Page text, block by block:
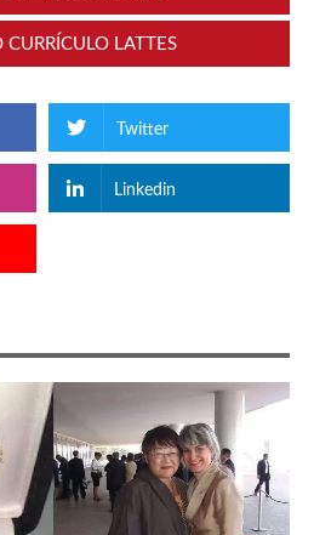
CURRÍCULO LATTES
Twitter
Linkedin